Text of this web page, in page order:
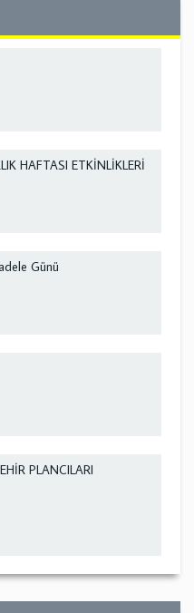
HAFTASI ETKİNLİKLERİ
Günü
PLANCILARI